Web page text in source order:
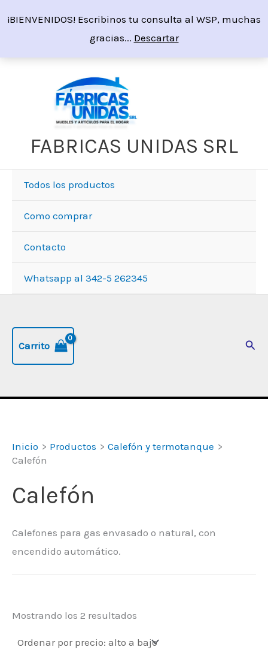
¡BIENVENIDOS! Escribinos tu consulta al WSP, muchas
gracias... Descartar
FABRICAS UNIDAS SRL
Todos los productos
Como comprar
Contacto
Whatsapp al 342-5 262345
Carrito
Inicio Productos
Calefón y termotanque
Calefón
Calefón
Calefones para gas envasado o natural, con
encendido automático.
Mostrando los 2 resultados